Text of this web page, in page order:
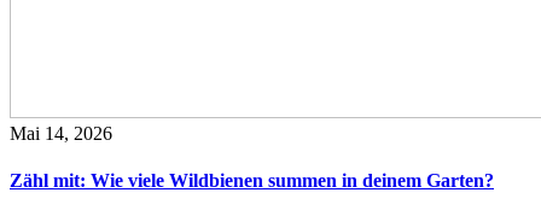
Mai 14, 2026
Zähl mit: Wie viele Wildbienen summen in deinem Garten?